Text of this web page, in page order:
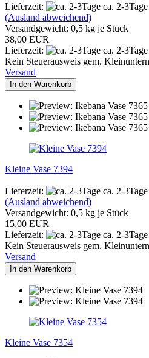
Lieferzeit:
ca. 2-3Tage
(Ausland abweichend)
Versandgewicht: 0,5 kg je Stück
38,00 EUR
Lieferzeit:
ca. 2-3Tage
Kein Steuerausweis gem.
Versand
In den Warenkorb
Kleine Vase 7394
Lieferzeit:
ca. 2-3Tage
(Ausland abweichend)
Versandgewicht: 0,5 kg je Stück
15,00 EUR
Lieferzeit:
ca. 2-3Tage
Kein Steuerausweis gem.
Versand
In den Warenkorb
Kleine Vase 7354